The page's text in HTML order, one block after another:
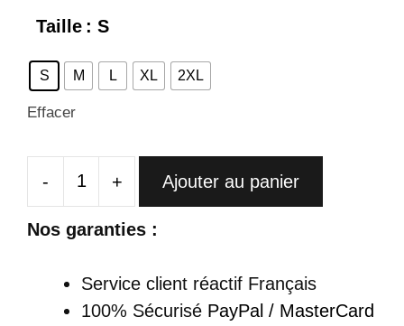
Taille : S
S M L XL 2XL
Effacer
-
quantité
Avec
Doublure
+ Ajouter au panier
Nos garanties :
Service client réactif Français
100% Sécurisé PayPal / MasterCard